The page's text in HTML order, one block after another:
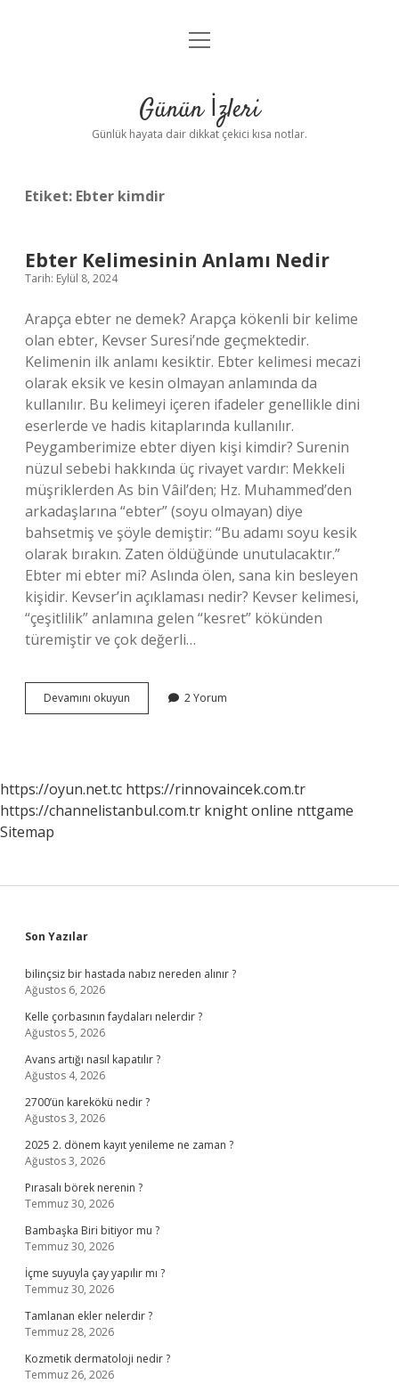
Anasayfa
Yasal Uyarı
menüyü
Günün İzleri
Günlük hayata dair dikkat çekici kısa notlar.
Etiket: Ebter kimdir
Ebter Kelimesinin Anlamı Nedir
Tarih: Eylül 8, 2024
Arapça ebter ne demek? Arapça kökenli bir kelime
olan ebter, Kevser Suresi’nde geçmektedir.
Kelimenin ilk anlamı kesiktir. Ebter kelimesi mecazi
olarak eksik ve kesin olmayan anlamında da
kullanılır. Bu kelimeyi içeren ifadeler genellikle dini
eserlerde ve hadis kitaplarında kullanılır.
Peygamberimize ebter diyen kişi kimdir? Surenin
nüzul sebebi hakkında üç rivayet vardır: Mekkeli
müşriklerden As bin Vâil’den; Hz. Muhammed’den
arkadaşlarına “ebter” (soyu olmayan) diye
bahsetmiş ve şöyle demiştir: “Bu adamı soyu kesik
olarak bırakın. Zaten öldüğünde unutulacaktır.”
Ebter mi ebter mi? Aslında ölen, sana kin besleyen
kişidir. Kevser’in açıklaması nedir? Kevser kelimesi,
“çeşitlilik” anlamına gelen “kesret” kökünden
türemiştir ve çok değerli…
Devamını okuyun
Kelimesinin
2 Yorum
https://oyun.net.tc https://rinnovaincek.com.tr
https://channelistanbul.com.tr knight online nttgame
Sitemap
Sidebar
Son Yazılar
bilinçsiz bir hastada nabız nereden alınır ?
Ağustos 6, 2026
Kelle çorbasının faydaları nelerdir ?
Ağustos 5, 2026
Avans artığı nasıl kapatılır ?
Ağustos 4, 2026
2700’ün karekökü nedir ?
Ağustos 3, 2026
2025 2. dönem kayıt yenileme ne zaman ?
Ağustos 3, 2026
Pırasalı börek nerenin ?
Temmuz 30, 2026
Bambaşka Biri bitiyor mu ?
Temmuz 30, 2026
İçme suyuyla çay yapılır mı ?
Temmuz 30, 2026
Tamlanan ekler nelerdir ?
Temmuz 28, 2026
Kozmetik dermatoloji nedir ?
Temmuz 26, 2026